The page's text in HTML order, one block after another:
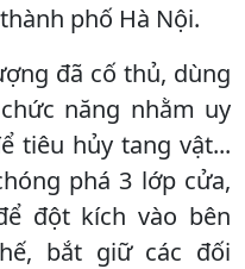
phố Hà Nội.
đã cố thủ, dùng
năng nhằm uy
tiêu hủy tang vật...
phá 3 lớp cửa,
đột kích vào bên
bắt giữ các đối